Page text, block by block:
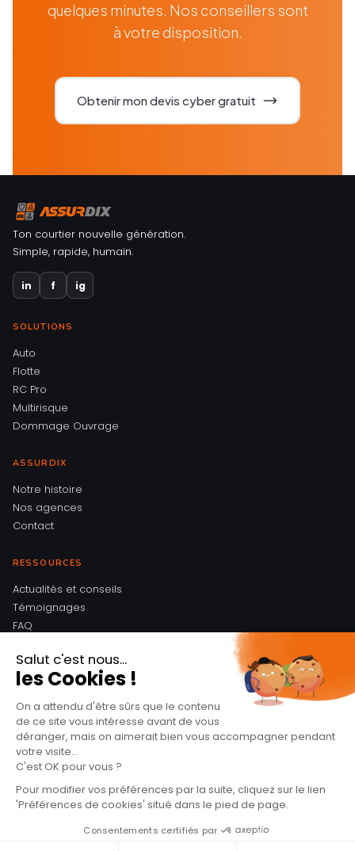
quelques minutes. Nos conseillers sont
à votre disposition.
Obtenir mon devis cyber gratuit
Ton courtier nouvelle génération.
Simple, rapide, humain.
in f ig
SOLUTIONS
Auto
Flotte
RC Pro
Multirisque
Dommage Ouvrage
ASSURDIX
Notre histoire
Nos agences
Contact
RESSOURCES
Actualités et conseils
Témoignages
FAQ
Politique de confidentialité
4 Boulevard des Merveilles
95800 Cergy
01 34 46 90 90
Nous écrire
© 2026 Assurdix - ORIAS n° 11060339 - Courtier en assurances